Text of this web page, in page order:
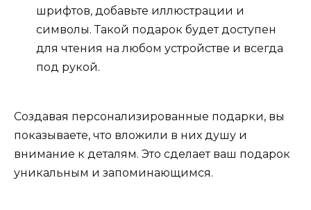
шрифтов, добавьте иллюстрации и
символы. Такой подарок будет доступен
для чтения на любом устройстве и всегда
под рукой.
Создавая персонализированные подарки, вы
показываете, что вложили в них душу и
внимание к деталям. Это сделает ваш подарок
уникальным и запоминающимся.